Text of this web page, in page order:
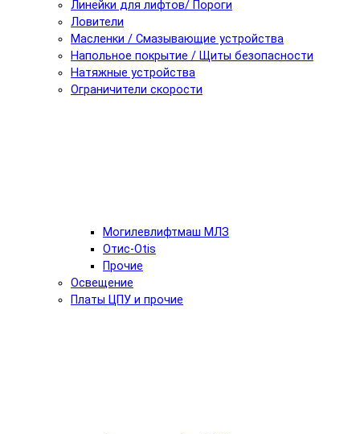
Линейки для лифтов/ Пороги
Ловители
Масленки / Смазывающие устройства
Напольное покрытие / Щиты безопасности
Натяжные устройства
Ограничители скорости
Могилевлифтмаш МЛЗ
Отис-Otis
Прочие
Освещение
Платы ЦПУ и прочие